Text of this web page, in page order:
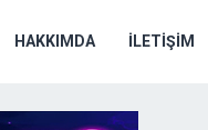
HAKKIMDA İLETIŞIM